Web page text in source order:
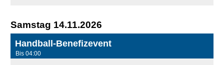
Samstag 14.11.2026
Handball-Benefizevent
Bis 04:00